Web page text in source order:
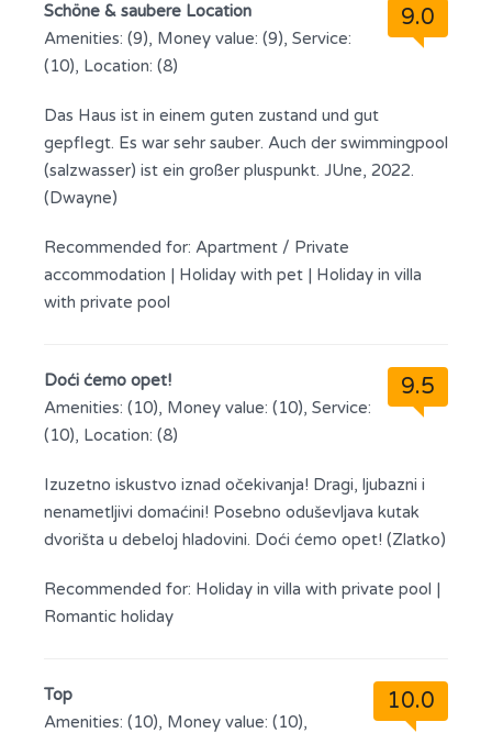
9.0
Schöne & saubere Location
Amenities: (9), Money value: (9), Service:
(10), Location: (8)
Das Haus ist in einem guten zustand und gut
gepflegt. Es war sehr sauber. Auch der swimmingpool
(salzwasser) ist ein großer pluspunkt. JUne, 2022.
(Dwayne)
Recommended for: Apartment / Private
accommodation | Holiday with pet | Holiday in villa
with private pool
9.5
Doći ćemo opet!
Amenities: (10), Money value: (10), Service:
(10), Location: (8)
Izuzetno iskustvo iznad očekivanja! Dragi, ljubazni i
nenametljivi domaćini! Posebno oduševljava kutak
dvorišta u debeloj hladovini. Doći ćemo opet! (Zlatko)
Recommended for: Holiday in villa with private pool |
Romantic holiday
10.0
Top
Amenities: (10), Money value: (10),